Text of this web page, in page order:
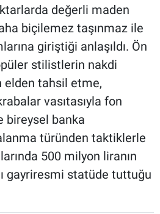
değerli maden
biçilemez taşınmaz ile
giriştiği anlaşıldı. Ön
stilistlerin nakdi
elden tahsil etme,
vasıtasıyla fon
bireysel banka
türünden taktiklerle
500 milyon liranın
gayriresmi statüde tuttuğu